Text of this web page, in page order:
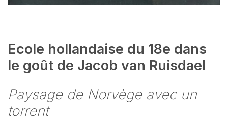
Ecole hollandaise du 18e dans
le goût de Jacob van Ruisdael
Paysage de Norvège avec un
torrent